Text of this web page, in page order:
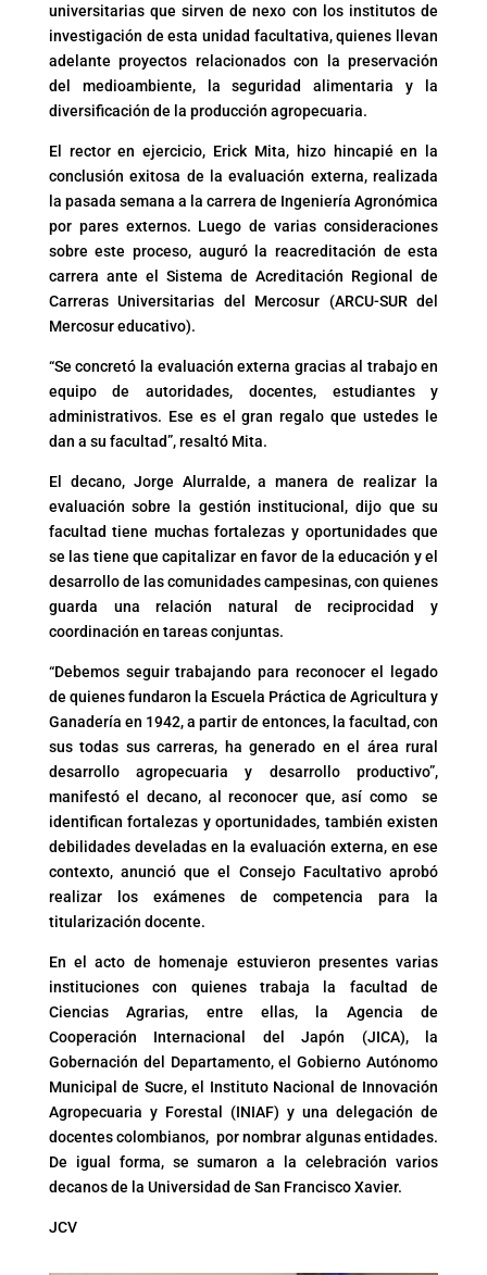
universitarias que sirven de nexo con los institutos de
investigación de esta unidad facultativa, quienes llevan
adelante proyectos relacionados con la preservación
del medioambiente, la seguridad alimentaria y la
diversificación de la producción agropecuaria.
El rector en ejercicio, Erick Mita, hizo hincapié en la
conclusión exitosa de la evaluación externa, realizada
la pasada semana a la carrera de Ingeniería Agronómica
por pares externos. Luego de varias consideraciones
sobre este proceso, auguró la reacreditación de esta
carrera ante el Sistema de Acreditación Regional de
Carreras Universitarias del Mercosur (ARCU-SUR del
Mercosur educativo).
“Se concretó la evaluación externa gracias al trabajo en
equipo de autoridades, docentes, estudiantes y
administrativos. Ese es el gran regalo que ustedes le
dan a su facultad”, resaltó Mita.
El decano, Jorge Alurralde, a manera de realizar la
evaluación sobre la gestión institucional, dijo que su
facultad tiene muchas fortalezas y oportunidades que
se las tiene que capitalizar en favor de la educación y el
desarrollo de las comunidades campesinas, con quienes
guarda una relación natural de reciprocidad y
coordinación en tareas conjuntas.
“Debemos seguir trabajando para reconocer el legado
de quienes fundaron la Escuela Práctica de Agricultura y
Ganadería en 1942, a partir de entonces, la facultad, con
sus todas sus carreras, ha generado en el área rural
desarrollo agropecuaria y desarrollo productivo”,
manifestó el decano, al reconocer que, así como se
identifican fortalezas y oportunidades, también existen
debilidades develadas en la evaluación externa, en ese
contexto, anunció que el Consejo Facultativo aprobó
realizar los exámenes de competencia para la
titularización docente.
En el acto de homenaje estuvieron presentes varias
instituciones con quienes trabaja la facultad de
Ciencias Agrarias, entre ellas, la Agencia de
Cooperación Internacional del Japón (JICA), la
Gobernación del Departamento, el Gobierno Autónomo
Municipal de Sucre, el Instituto Nacional de Innovación
Agropecuaria y Forestal (INIAF) y una delegación de
docentes colombianos, por nombrar algunas entidades.
De igual forma, se sumaron a la celebración varios
decanos de la Universidad de San Francisco Xavier.
JCV